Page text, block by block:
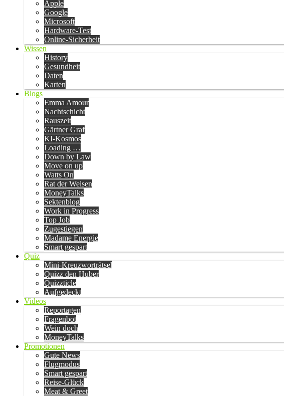
Apple
Google
Microsoft
Hardware-Test
Online-Sicherheit
Wissen
History
Gesundheit
Daten
Karten
Blogs
Emma Amour
Nachtschicht
Rauszeit
Gärtner Graf
KI-Kosmos
Loading …
Down by Law
Move on up
Watts On
Rat der Weisen
MoneyTalks
Sektenblog
Work in Progress
Top Job
Zugestiegen
Madame Energie
Smart gespart
Quiz
Mini-Kreuzworträtsel
Quizz den Huber
Quizzticle
Aufgedeckt
Videos
Reportagen
Fragenbot
Wein doch
MoneyTalks
Promotionen
Gute News
Flugmodus
Smart gespart
Reise-Glück
Meat & Greet